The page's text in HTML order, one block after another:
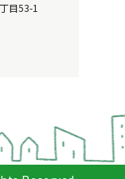
目53-1